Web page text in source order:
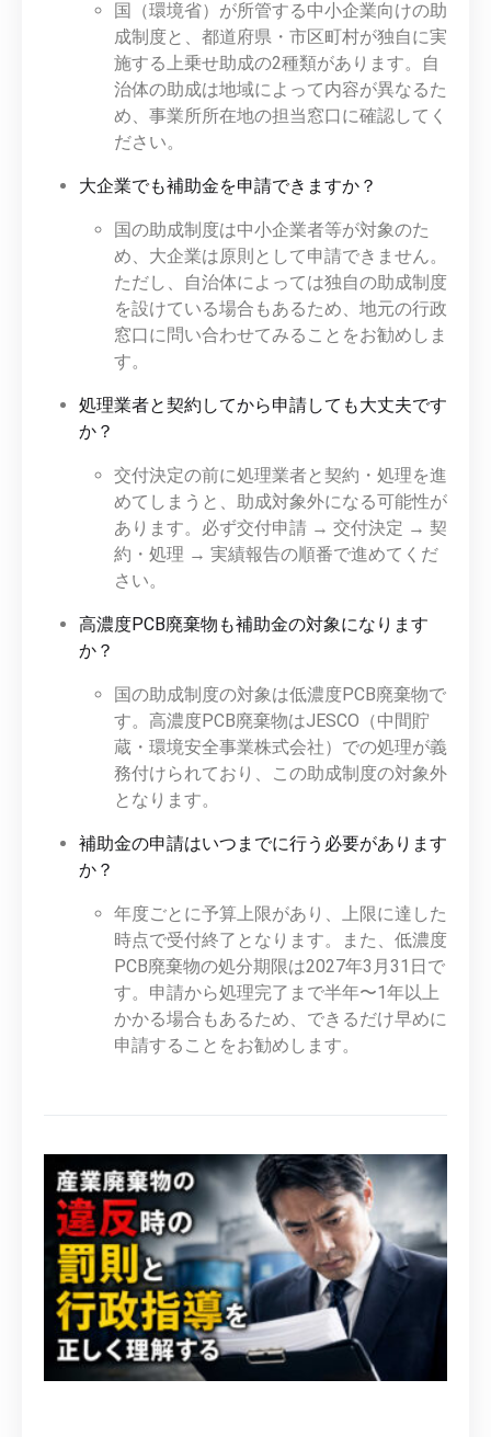
国（環境省）が所管する中小企業向けの助
成制度と、都道府県・市区町村が独自に実
施する上乗せ助成の2種類があります。自
治体の助成は地域によって内容が異なるた
め、事業所所在地の担当窓口に確認してく
ださい。
大企業でも補助金を申請できますか？
国の助成制度は中小企業者等が対象のた
め、大企業は原則として申請できません。
ただし、自治体によっては独自の助成制度
を設けている場合もあるため、地元の行政
窓口に問い合わせてみることをお勧めしま
す。
処理業者と契約してから申請しても大丈夫です
か？
交付決定の前に処理業者と契約・処理を進
めてしまうと、助成対象外になる可能性が
あります。必ず交付申請 → 交付決定 → 契
約・処理 → 実績報告の順番で進めてくだ
さい。
高濃度PCB廃棄物も補助金の対象になります
か？
国の助成制度の対象は低濃度PCB廃棄物で
す。高濃度PCB廃棄物はJESCO（中間貯
蔵・環境安全事業株式会社）での処理が義
務付けられており、この助成制度の対象外
となります。
補助金の申請はいつまでに行う必要があります
か？
年度ごとに予算上限があり、上限に達した
時点で受付終了となります。また、低濃度
PCB廃棄物の処分期限は2027年3月31日で
す。申請から処理完了まで半年〜1年以上
かかる場合もあるため、できるだけ早めに
申請することをお勧めします。